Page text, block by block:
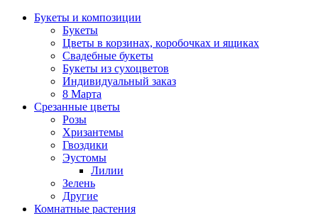
Букеты и композиции
Букеты
Цветы в корзинах, коробочках и ящиках
Свадебные букеты
Букеты из сухоцветов
Индивидуальный заказ
8 Марта
Срезанные цветы
Розы
Хризантемы
Гвоздики
Эустомы
Лилии
Зелень
Другие
Комнатные растения